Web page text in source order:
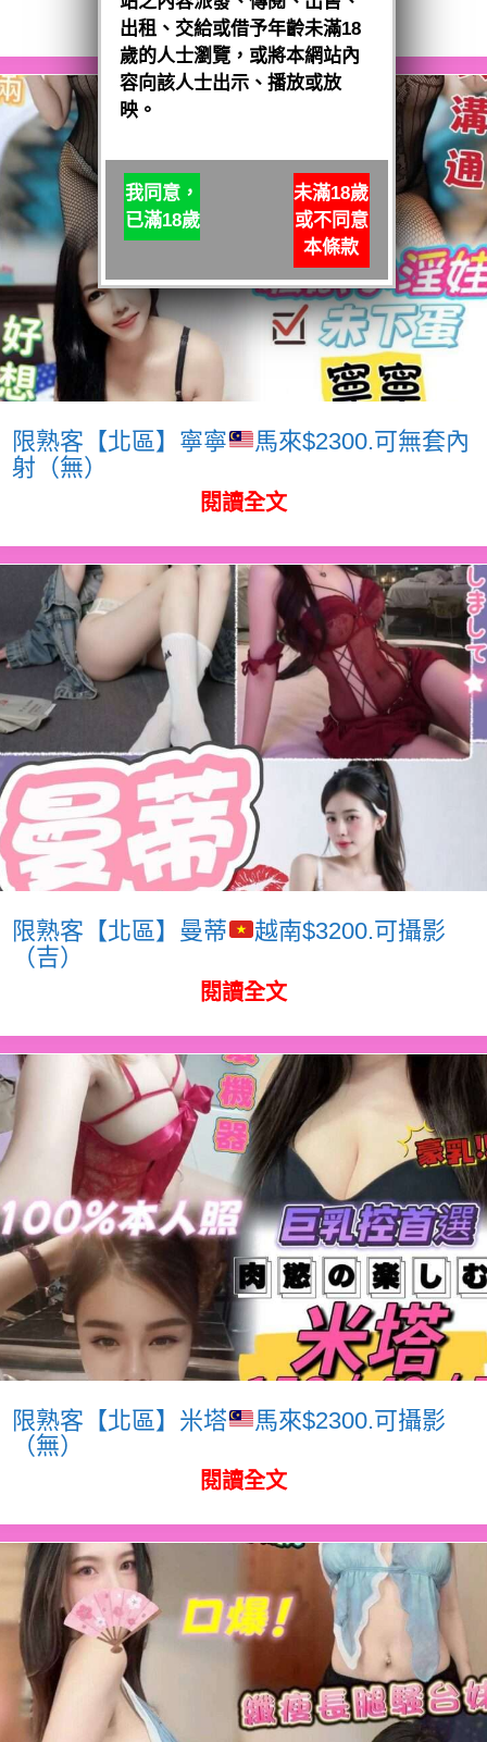
閱讀全文
限熟客【北區】寧寧
馬來$2300.可無套內
射（無）
閱讀全文
限熟客【北區】曼蒂
越南$3200.可攝影
（吉）
閱讀全文
限熟客【北區】米塔
馬來$2300.可攝影
（無）
閱讀全文
出租、交給或借予年齡未滿18
歲的人士瀏覽，或將本網站內
容向該人士出示、播放或放
映。
我同意，
已滿18歲
未滿18歲
或不同意
本條款